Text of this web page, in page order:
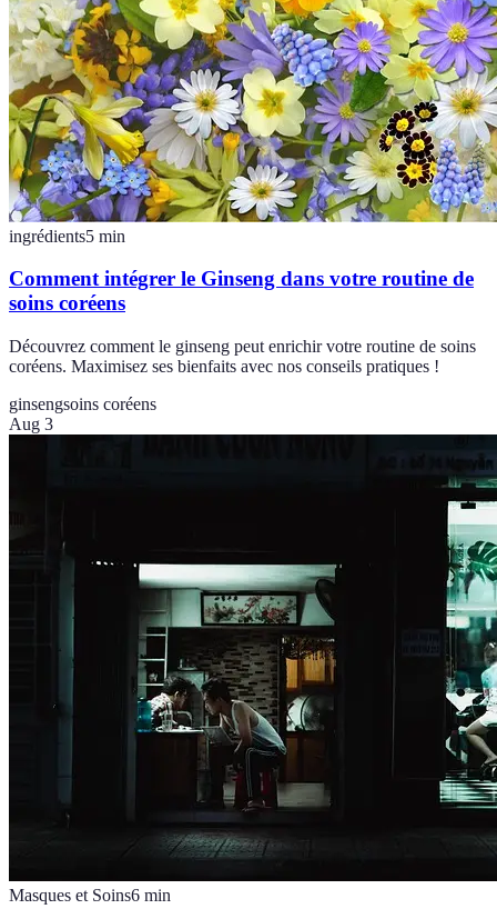
ingrédients5 min
Comment intégrer le Ginseng dans votre routine de
soins coréens
Découvrez comment le ginseng peut enrichir votre routine de soins
coréens. Maximisez ses bienfaits avec nos conseils pratiques !
ginsengsoins coréens
Aug 3
Masques et Soins6 min